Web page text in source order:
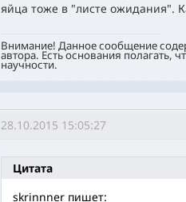
яйца тоже в "листе ожидания".
Внимание! Данное сообщение
автора. Есть основания полагать,
научности.
28.10.2015 15:05:27
Цитата
skrinnner пишет: